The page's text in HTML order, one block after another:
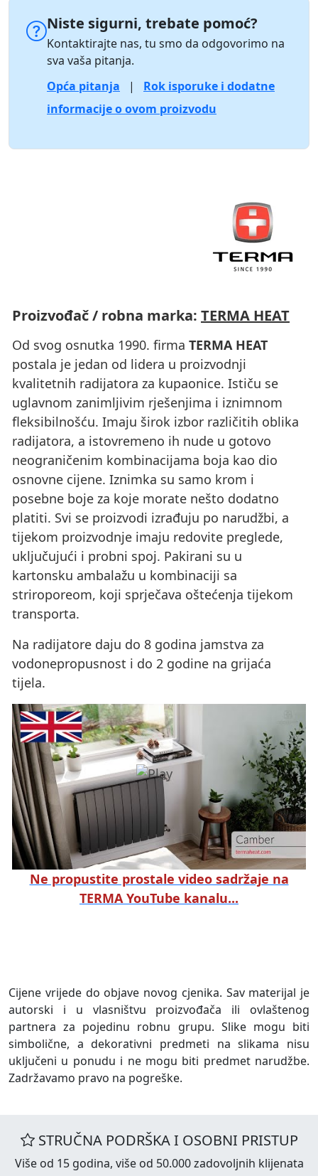
Niste sigurni, trebate pomoć?
Kontaktirajte nas, tu smo da odgovorimo na
sva vaša pitanja.
Opća pitanja
|
Rok isporuke i dodatne
informacije o ovom proizvodu
Proizvođač / robna marka: TERMA HEAT
Od svog osnutka 1990. firma TERMA HEAT
postala je jedan od lidera u proizvodnji
kvalitetnih radijatora za kupaonice. Ističu se
uglavnom zanimljivim rješenjima i iznimnom
fleksibilnošću. Imaju širok izbor različitih oblika
radijatora, a istovremeno ih nude u gotovo
neograničenim kombinacijama boja kao dio
osnovne cijene. Iznimka su samo krom i
posebne boje za koje morate nešto dodatno
platiti. Svi se proizvodi izrađuju po narudžbi, a
tijekom proizvodnje imaju redovite preglede,
uključujući i probni spoj. Pakirani su u
kartonsku ambalažu u kombinaciji sa
striroporeom, koji sprječava oštećenja tijekom
transporta.
Na radijatore daju do 8 godina jamstva za
vodonepropusnost i do 2 godine na grijaća
tijela.
Ne propustite prostale video sadržaje na
TERMA YouTube kanalu...
Cijene vrijede do objave novog cjenika. Sav materijal je
autorski i u vlasništvu proizvođača ili ovlaštenog
partnera za pojedinu robnu grupu. Slike mogu biti
simbolične, a dekorativni predmeti na slikama nisu
uključeni u ponudu i ne mogu biti predmet narudžbe.
Zadržavamo pravo na pogreške.
STRUČNA PODRŠKA I OSOBNI PRISTUP
Više od 15 godina, više od 50.000 zadovoljnih klijenata